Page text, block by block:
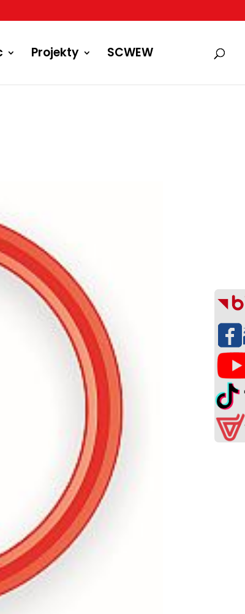
Projekty SCWEW